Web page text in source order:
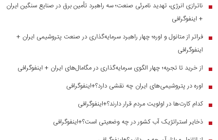
■
ناترازی انرژی، تهدید نامرئی صنعت؛ سه راهبرد تأمین برق در صنایع سنگین ایران
+ اینفوگرافی
■ فراتر از متانول و اوره؛ چهار راهبرد سرمایه‌گذاری در صنعت پتروشیمی ایران +
اینفوگرافی
■ از خرید تا تجربه؛ چهار الگوی سرمایه‌گذاری در مگامال‌های ایران + اینفوگرافی
■ اوره در پتروشیمی‌های ایران چه نقشی دارد؟+اینفوگرافی
■ کدام کارت‌ها در اولویت مردم قرار دارند؟+اینفوگرافی
■ ذخایر استراتژیک آب کشور در چه وضعیتی است؟+اینفوگرافی